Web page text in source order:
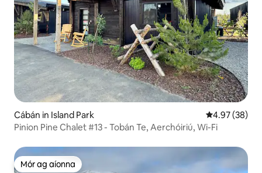
Cábán in Island Park Meánrátáil
4.97 (38)
Pinion Pine Chalet #13 - Tobán Te, Aerchóiriú, Wi-Fi
Mór ag aíonna
Mór ag aíonna